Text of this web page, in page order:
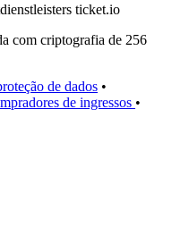
ticket.io
com criptografia de 256
de dados •
de ingressos •